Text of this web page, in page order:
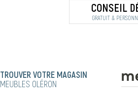
CONSEIL
GRATUIT &
TROUVER VOTRE MAGASIN
MEUBLES OLÉRON